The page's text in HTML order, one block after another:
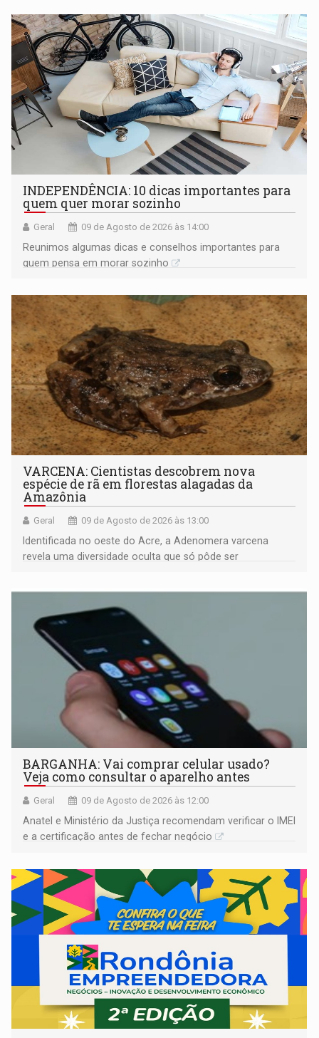
INDEPENDÊNCIA: 10 dicas importantes para
quem quer morar sozinho
Geral 09 de Agosto de 2026 às 14:00
Reunimos algumas dicas e conselhos importantes para
quem pensa em morar sozinho
VARCENA: Cientistas descobrem nova
espécie de rã em florestas alagadas da
Amazônia
Geral 09 de Agosto de 2026 às 13:00
Identificada no oeste do Acre, a Adenomera varcena
revela uma diversidade oculta que só pôde ser
BARGANHA: Vai comprar celular usado?
Veja como consultar o aparelho antes
Geral 09 de Agosto de 2026 às 12:00
Anatel e Ministério da Justiça recomendam verificar o IMEI
e a certificação antes de fechar negócio